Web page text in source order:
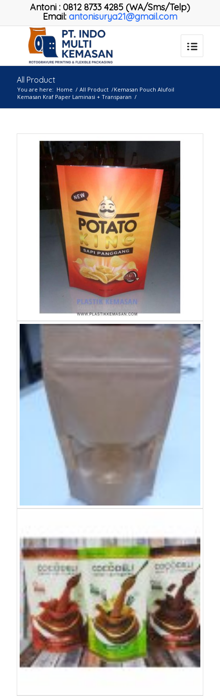
Antoni: 0812 8733 4285 (WA/Sms/Telp)
Email: antonisurya21@gmail.com
All Product
You are here: Home / All Product /
Kemasan Kraf Paper Laminasi + Transparan /
Kemasan Pouch Alufoil